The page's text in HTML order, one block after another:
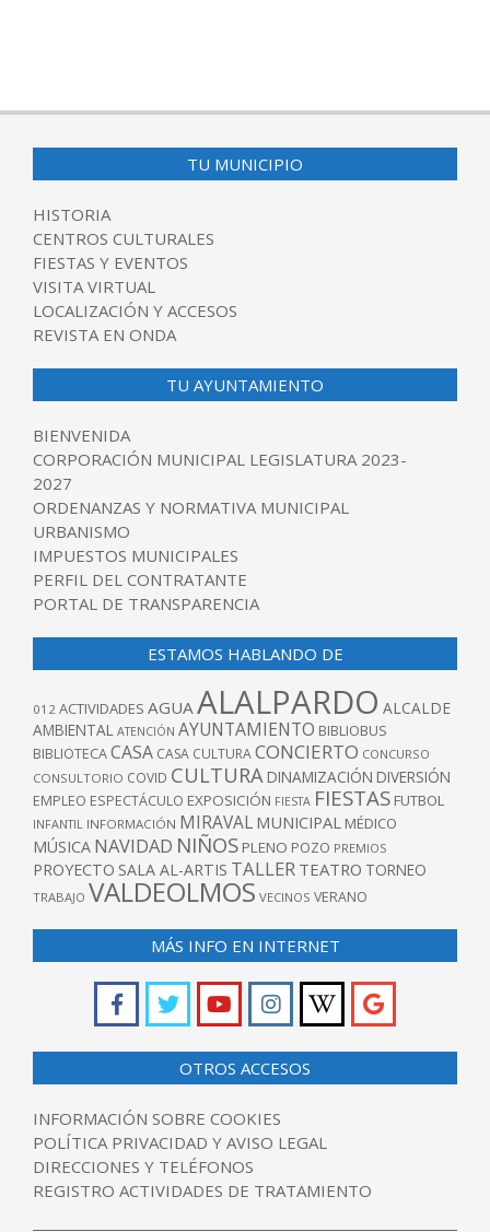
TU MUNICIPIO
HISTORIA
CENTROS CULTURALES
FIESTAS Y EVENTOS
VISITA VIRTUAL
LOCALIZACIÓN Y ACCESOS
REVISTA EN ONDA
TU AYUNTAMIENTO
BIENVENIDA
CORPORACIÓN MUNICIPAL LEGISLATURA 2023-
2027
ORDENANZAS Y NORMATIVA MUNICIPAL
URBANISMO
IMPUESTOS MUNICIPALES
PERFIL DEL CONTRATANTE
PORTAL DE TRANSPARENCIA
ESTAMOS HABLANDO DE
012 ACTIVIDADES AGUA ALALPARDO ALCALDE
AMBIENTAL ATENCIÓN AYUNTAMIENTO BIBLIOBUS
BIBLIOTECACASA CASA CULTURACONCIERTO CONCURSO
CONSULTORIO COVID CULTURA DINAMIZACIÓN DIVERSIÓN
EMPLEO ESPECTÁCULO EXPOSICIÓN FIESTA FIESTAS FUTBOL
INFANTIL INFORMACIÓN MIRAVAL MUNICIPAL MÉDICO
MÚSICA NAVIDAD NIÑOS PLENO POZO PREMIOS
PROYECTO SALA AL-ARTIS TALLER TEATRO TORNEO
TRABAJO VALDEOLMOS VECINOS VERANO
MÁS INFO EN INTERNET
OTROS ACCESOS
INFORMACIÓN SOBRE COOKIES
POLÍTICA PRIVACIDAD Y AVISO LEGAL
DIRECCIONES Y TELÉFONOS
REGISTRO ACTIVIDADES DE TRATAMIENTO